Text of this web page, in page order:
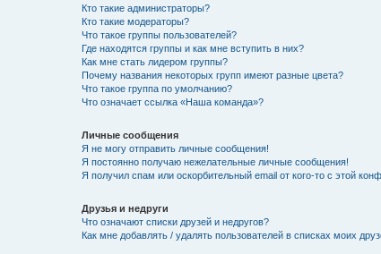
Кто такие администраторы?
Кто такие модераторы?
Что такое группы пользователей?
Где находятся группы и как мне вступить в них?
Как мне стать лидером группы?
Почему названия некоторых групп имеют разные цвета?
Что такое группа по умолчанию?
Что означает ссылка «Наша команда»?
Личные сообщения
Я не могу отправить личные сообщения!
Я постоянно получаю нежелательные личные сообщения!
Я получил спам или оскорбительный email от кого-то с этой
Друзья и недруги
Что означают списки друзей и недругов?
Как мне добавлять / удалять пользователей в списках моих